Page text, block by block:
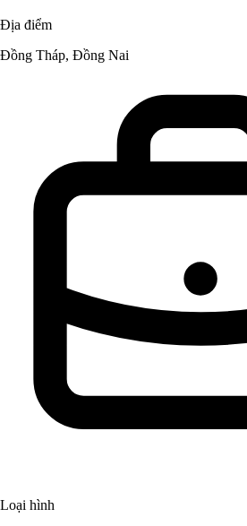
Địa điểm
Đồng Tháp, Đồng Nai
Loại hình